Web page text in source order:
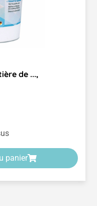
de ...,
panier